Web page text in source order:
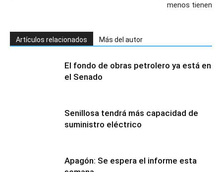
menos tienen
Artículos relacionados Más del autor
El fondo de obras petrolero ya está en
el Senado
Senillosa tendrá más capacidad de
suministro eléctrico
Apagón: Se espera el informe esta